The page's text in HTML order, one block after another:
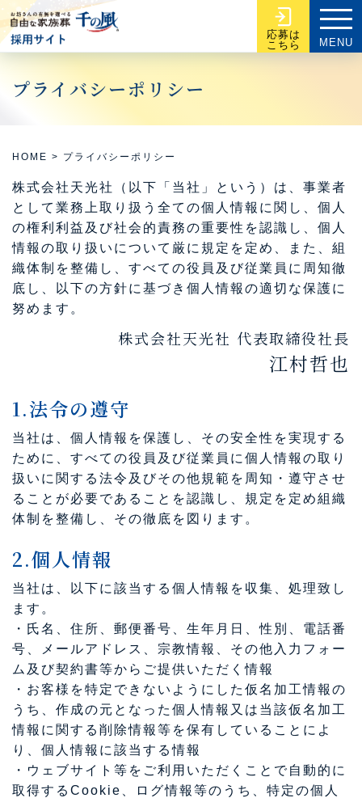
応募は
こちら
MENU
プライバシーポリシー
HOME > プライバシーポリシー
株式会社天光社（以下「当社」という）は、事業者
として業務上取り扱う全ての個人情報に関し、個人
の権利利益及び社会的責務の重要性を認識し、個人
情報の取り扱いについて厳に規定を定め、また、組
織体制を整備し、すべての役員及び従業員に周知徹
底し、以下の方針に基づき個人情報の適切な保護に
努めます。
株式会社天光社 代表取締役社長
江村哲也
1.法令の遵守
当社は、個人情報を保護し、その安全性を実現する
ために、すべての役員及び従業員に個人情報の取り
扱いに関する法令及びその他規範を周知・遵守させ
ることが必要であることを認識し、規定を定め組織
体制を整備し、その徹底を図ります。
2.個人情報
当社は、以下に該当する個人情報を収集、処理致し
ます。
・氏名、住所、郵便番号、生年月日、性別、電話番
号、メールアドレス、宗教情報、その他入力フォー
ム及び契約書等からご提供いただく情報
・お客様を特定できないようにした仮名加工情報の
うち、作成の元となった個人情報又は当該仮名加工
情報に関する削除情報等を保有していることによ
り、個人情報に該当する情報
・ウェブサイト等をご利用いただくことで自動的に
取得するCookie、ログ情報等のうち、特定の個人